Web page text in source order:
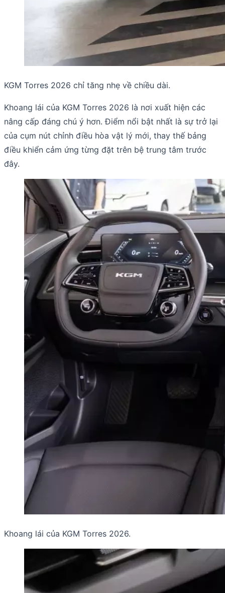
KGM Torres 2026 chỉ tăng nhẹ về chiều dài.
Khoang lái của KGM Torres 2026 là nơi xuất hiện các
nâng cấp đáng chú ý hơn. Điểm nổi bật nhất là sự trở lại
của cụm nút chỉnh điều hòa vật lý mới, thay thế bảng
điều khiển cảm ứng từng đặt trên bệ trung tâm trước
đây.
Khoang lái của KGM Torres 2026.